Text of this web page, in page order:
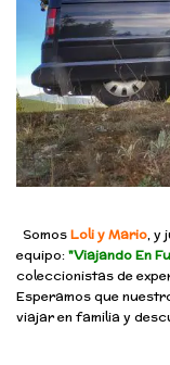
SomosLoli y Mario, y
equipo:"Viajando En
coleccionistas de
Esperamos que
viajar en familia y